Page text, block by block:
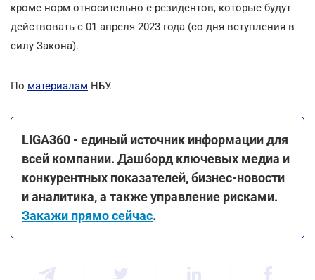
кроме норм относительно е-резидентов, которые будут
действовать с 01 апреля 2023 года (со дня вступления в
силу Закона).
По материалам НБУ.
LIGA360 - единый источник информации для
всей компании. Дашборд ключевых медиа и
конкурентных показателей, бизнес-новости
и аналитика, а также управление рисками.
Закажи прямо сейчас.